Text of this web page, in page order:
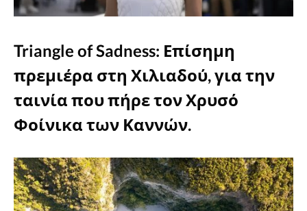
Triangle of Sadness: Επίσημη
πρεμιέρα στη Χιλιαδού, για την
ταινία που πήρε τον Χρυσό
Φοίνικα των Καννών.